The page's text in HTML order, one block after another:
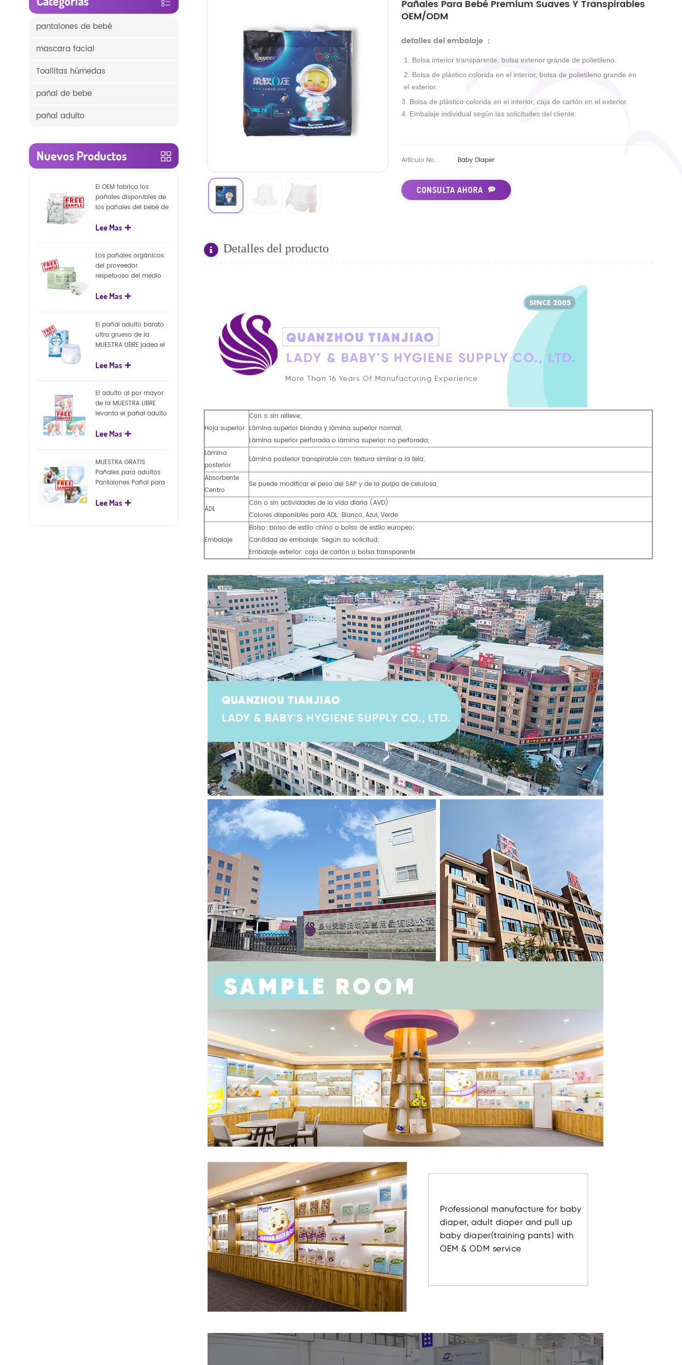
Pañales Para Bebé Premium Suaves Y Transpirables
OEM/ODM
detalles del embalaje ：
1. Bolsa interior transparente, bolsa exterior grande de polietileno.
2. Bolsa de plástico colorida en el interior, bolsa de polietileno grande en
el exterior.
3. Bolsa de plástico colorida en el interior, caja de cartón en el exterior.
4. Embalaje individual según las solicitudes del cliente.
Artículo No.: Baby Diaper
CONSULTA AHORA
Detalles del producto
Hoja superior
Con o sin relieve;
Lámina superior blanda y lámina superior normal;
Lámina superior perforada o lámina superior no perforada;
Lámina
posterior
Lámina posterior transpirable con textura similar a la tela;
Absorbente
Centro
Se puede modificar el peso del SAP y de la pulpa de celulosa.
ADL
Con o sin actividades de la vida diaria (AVD)
Colores disponibles para ADL: Blanco, Azul, Verde
Embalaje
Bolso: bolso de estilo chino o bolso de estilo europeo;
Cantidad de embalaje: Según su solicitud;
Embalaje exterior: caja de cartón o bolsa transparente
pantalones de bebé
mascara facial
Toallitas húmedas
pañal de bebe
pañal adulto
Nuevos Productos
El OEM fabrica los
pañales disponibles de
los pañales del bebé de
capa superficial
Lee Mas
Los pañales orgánicos
del proveedor
respetuoso del medio
llegada venden al por
de la naturaleza
Lee Mas
El pañal adulto barato
ultra grueso de la
MUESTRA LIBRE jadea el
para el adulto
Lee Mas
El adulto al por mayor
de la MUESTRA LIBRE
levanta el pañal adulto
pantalones del pañal
Lee Mas
MUESTRA GRATIS
Pañales para adultos
Pantalones Pañal para
para adultos
Lee Mas